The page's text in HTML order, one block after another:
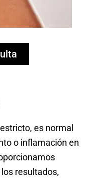
es normal
o inflamación en
resultados,